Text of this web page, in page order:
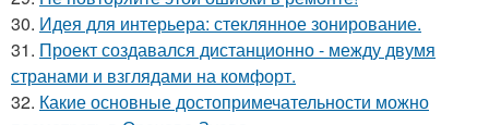
30. Идея для интерьера: стеклянное зонирование.
31. Проект создавался дистанционно - между двумя
странами и взглядами на комфорт.
32. Какие основные достопримечательности можно